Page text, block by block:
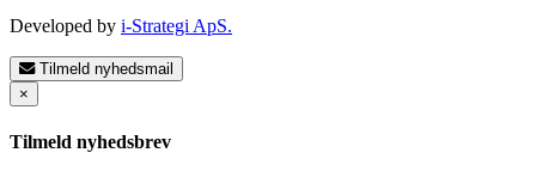
Developed by i-Strategi ApS.
Tilmeld nyhedsmail
×
Tilmeld nyhedsbrev